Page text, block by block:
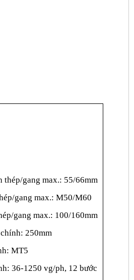
thép/gang max.: 55/66mm
gang max.: M50/M60
gang max.: 100/160mm
250mm
MT5
36-1250 vg/ph, 12 bước